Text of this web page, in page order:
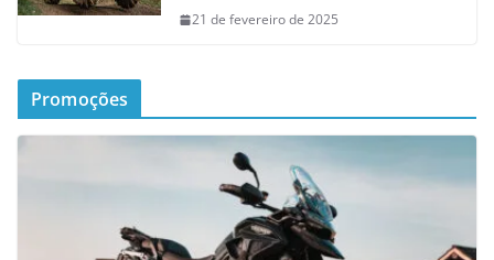
21 de fevereiro de 2025
Promoções